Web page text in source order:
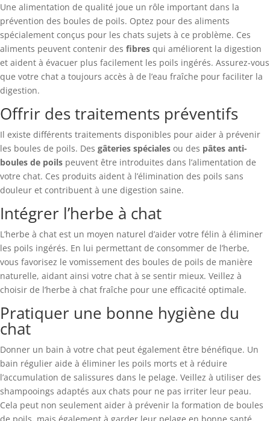
Une alimentation de qualité joue un rôle important dans la
prévention des boules de poils. Optez pour des aliments
spécialement conçus pour les chats sujets à ce problème. Ces
aliments peuvent contenir des fibres qui améliorent la digestion
et aident à évacuer plus facilement les poils ingérés. Assurez-vous
que votre chat a toujours accès à de l’eau fraîche pour faciliter la
digestion.
Offrir des traitements préventifs
Il existe différents traitements disponibles pour aider à prévenir
les boules de poils. Des gâteries spéciales ou des pâtes anti-
boules de poils peuvent être introduites dans l’alimentation de
votre chat. Ces produits aident à l’élimination des poils sans
douleur et contribuent à une digestion saine.
Intégrer l’herbe à chat
L’herbe à chat est un moyen naturel d’aider votre félin à éliminer
les poils ingérés. En lui permettant de consommer de l’herbe,
vous favorisez le vomissement des boules de poils de manière
naturelle, aidant ainsi votre chat à se sentir mieux. Veillez à
choisir de l’herbe à chat fraîche pour une efficacité optimale.
Pratiquer une bonne hygiène du
chat
Donner un bain à votre chat peut également être bénéfique. Un
bain régulier aide à éliminer les poils morts et à réduire
l’accumulation de salissures dans le pelage. Veillez à utiliser des
shampooings adaptés aux chats pour ne pas irriter leur peau.
Cela peut non seulement aider à prévenir la formation de boules